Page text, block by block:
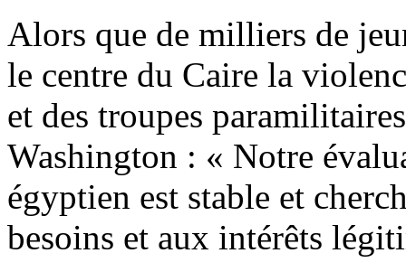
Alors que de milliers de
le centre du Caire la
et des troupes
Washington : « Notre
égyptien est stable et
besoins et aux intérêts